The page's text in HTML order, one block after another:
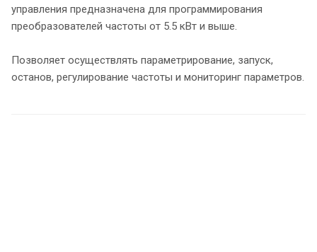
управления предназначена для программирования
преобразователей частоты от 5.5 кВт и выше.
Позволяет осуществлять параметрирование, запуск,
останов, регулирование частоты и мониторинг параметров.